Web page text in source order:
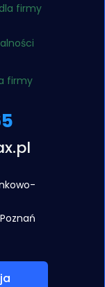
firmy
firmy